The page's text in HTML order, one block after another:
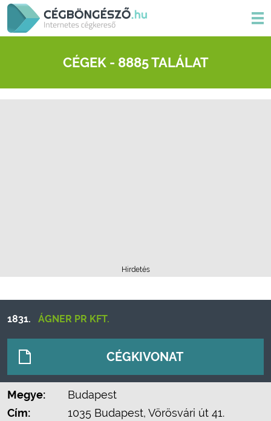
CÉGEK - 8885 TALÁLAT
Hirdetés
1831. ÁGNER PR KFT.
CÉGKIVONAT
Megye:
Budapest
Cím:
1035 Budapest, Vörösvári út 41.